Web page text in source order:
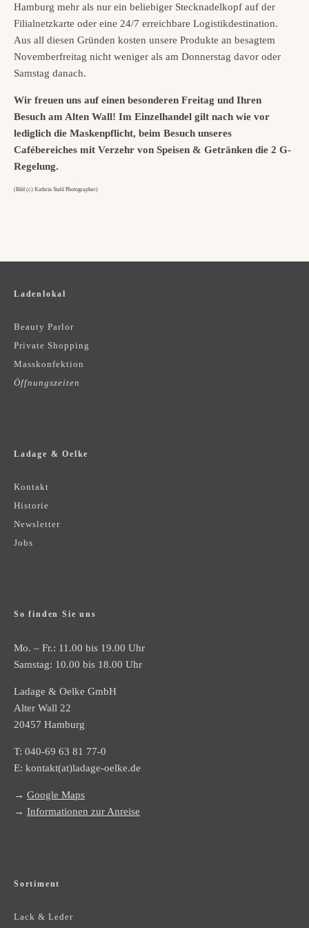
Hamburg mehr als nur ein beliebiger Stecknadelkopf auf der
Filialnetzkarte oder eine 24/7 erreichbare Logistikdestination.
Aus all diesen Gründen kosten unsere Produkte an besagtem
Novemberfreitag nicht weniger als am Donnerstag davor oder
Samstag danach.
Wir freuen uns auf einen besonderen Freitag und Ihren
Besuch am Alten Wall! Im Einzelhandel gilt nach wie vor
lediglich die Maskenpflicht, beim Besuch unseres
Cafébereiches mit Verzehr von Speisen & Getränken die 2 G-
Regelung.
(Bild (c) Kathrin Stahl Photographer)
Ladenlokal
Beauty Parlor
Private Shopping
Masskonfektion
Öffnungszeiten
Ladage & Oelke
Kontakt
Historie
Newsletter
Jobs
So finden Sie uns
Mo. – Fr.: 11.00 bis 19.00 Uhr
Samstag: 10.00 bis 18.00 Uhr
Ladage & Oelke GmbH
Alter Wall 22
20457 Hamburg
T: 040-69 63 81 77-0
E: kontakt(at)ladage-oelke.de
→ Google Maps
→ Informationen zur Anreise
Sortiment
Lack & Leder